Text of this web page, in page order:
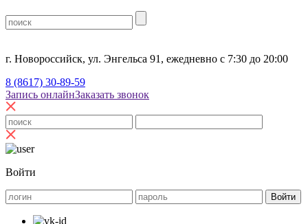
г. Новороссийск, ул. Энгельса 91, ежедневно с 7:30 до 20:00
8 (8617) 30-89-59
Запись онлайнЗаказать звонок
Войти